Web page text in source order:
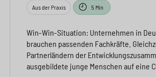
Aus der Praxis 5 Min
Win-Win-Situation: Unternehmen in
brauchen passenden Fachkräfte.
Partnerländern der
ausgebildete junge Menschen auf eine